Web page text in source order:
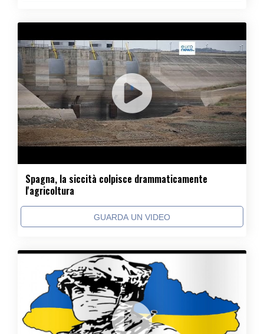
Spagna, la siccità colpisce drammaticamente
l'agricoltura
GUARDA UN VIDEO